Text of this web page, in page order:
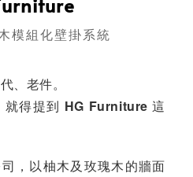
模組化壁掛系統
、老件。
得提到 HG Furniture 這
，以柚木及玫瑰木的牆面